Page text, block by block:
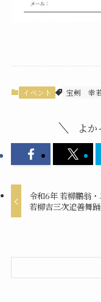
イベント 宝剣 幸
よか
令和6年 若柳鵬翁
若柳吉三次追善舞